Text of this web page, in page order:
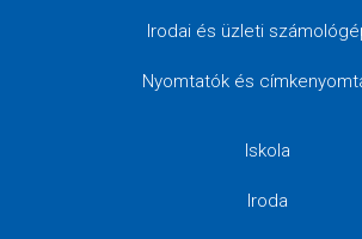
Irodai és üzleti
Nyomtatók és
Iskola
Iroda